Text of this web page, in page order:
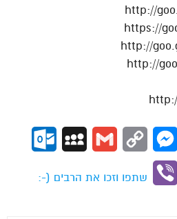
WhatsApp
Messenger
Copy
Gmail
MySpace
Telegram
Viber
שתפו וזכו את הרבים (-: